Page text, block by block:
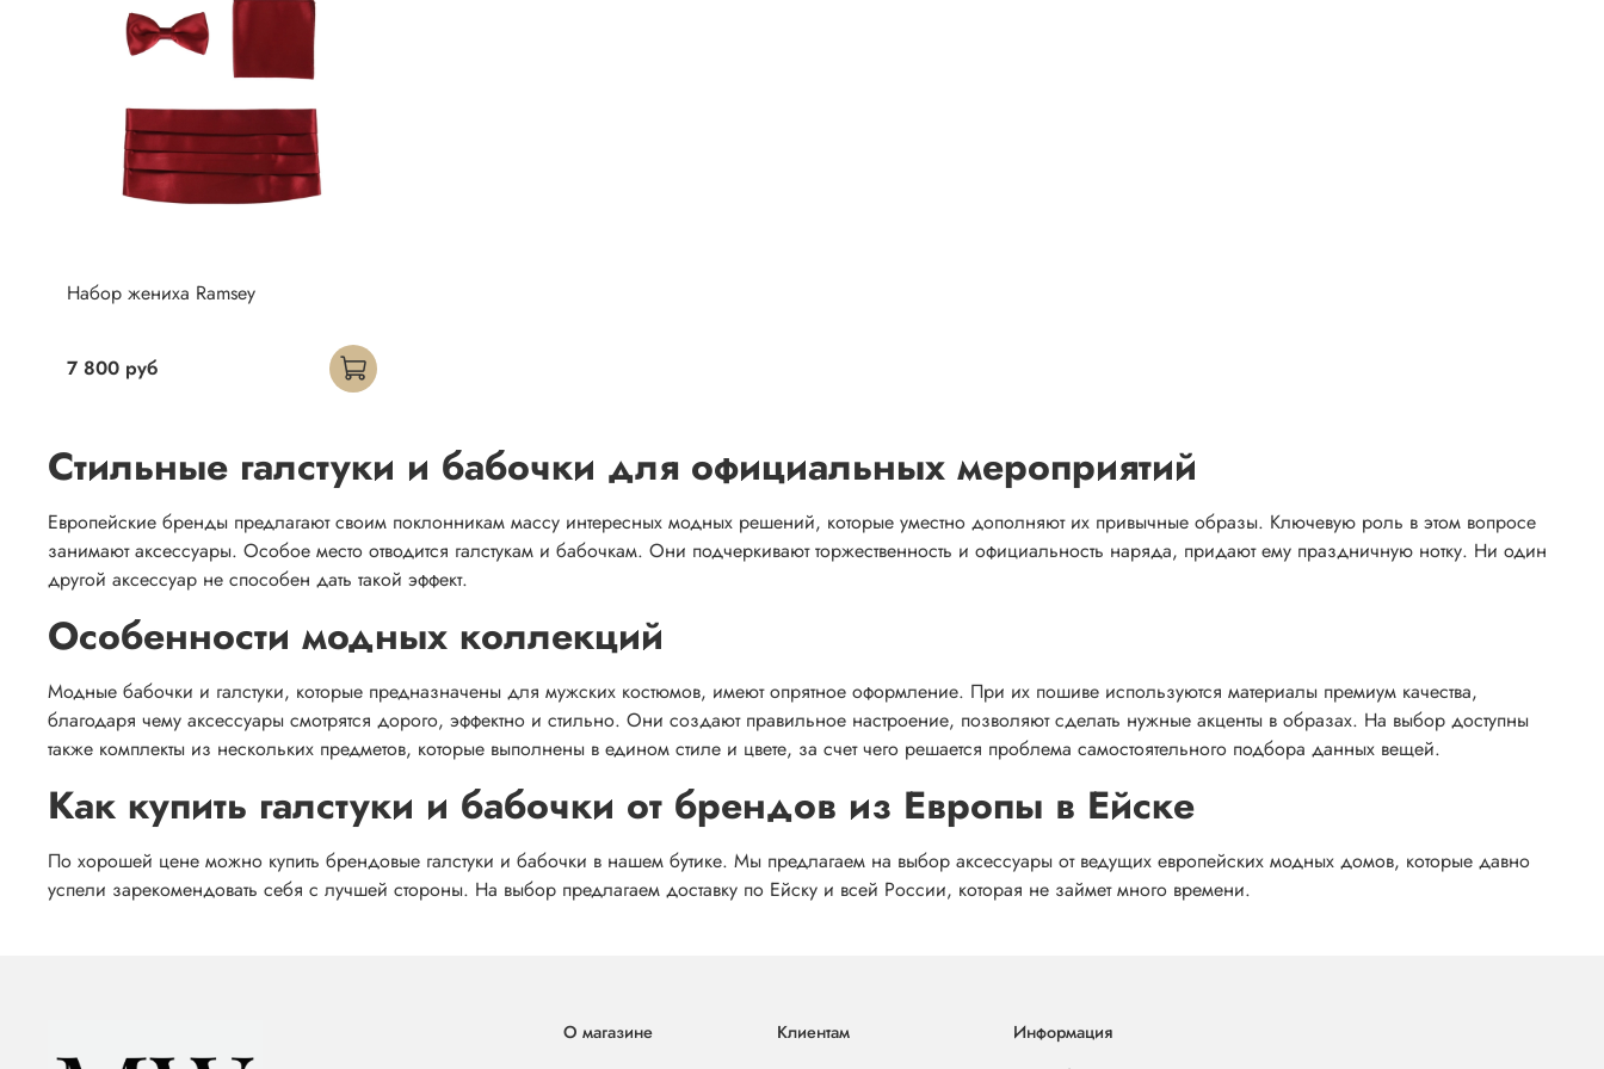
Набор жениха Ramsey
7 800 руб
Стильные галстуки и бабочки для официальных мероприятий
Европейские бренды предлагают своим поклонникам массу интересных модных решений, которые уместно дополняют их привычные образы. Ключевую роль в этом вопросе
занимают аксессуары. Особое место отводится галстукам и бабочкам. Они подчеркивают торжественность и официальность наряда, придают ему праздничную нотку. Ни один
другой аксессуар не способен дать такой эффект.
Особенности модных коллекций
Модные бабочки и галстуки, которые предназначены для мужских костюмов, имеют опрятное оформление. При их пошиве используются материалы премиум качества,
благодаря чему аксессуары смотрятся дорого, эффектно и стильно. Они создают правильное настроение, позволяют сделать нужные акценты в образах. На выбор доступны
также комплекты из нескольких предметов, которые выполнены в едином стиле и цвете, за счет чего решается проблема самостоятельного подбора данных вещей.
Как купить галстуки и бабочки от брендов из Европы в Ейске
По хорошей цене можно купить брендовые галстуки и бабочки в нашем бутике. Мы предлагаем на выбор аксессуары от ведущих европейских модных домов, которые давно
успели зарекомендовать себя с лучшей стороны. На выбор предлагаем доставку по Ейску и всей России, которая не займет много времени.
О магазине
Клиентам
Информация